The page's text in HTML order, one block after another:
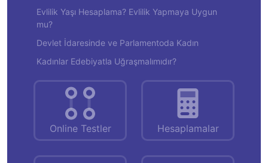
Evlilik Yaşı Hesaplama? Evlilik Yapmaya Uygun
mu?
Devlet İdaresinde ve Parlamentoda Kadın
Kadınlar Edebiyatla Uğraşmalımıdır?
Online Testler Hesaplamalar